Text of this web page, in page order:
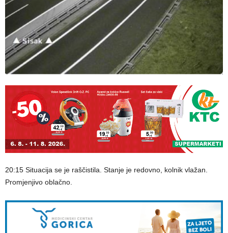
20:15 Situacija se je raščistila. Stanje je redovno, kolnik vlažan.
Promjenjivo oblačno.